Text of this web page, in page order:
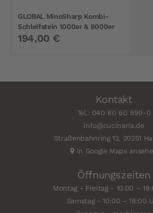
GLOBAL MinoSharp Kombi-
Schleifstein 1000er & 8000er
Körnung
194,00 €
Kontakt
Tel.: 040 80 60 999-0
info@cucinaria.de
Straßenbahnring 12, 20251
In Google Maps
Öffnungszeiten
Montag - Freitag - 10:00 –
Samstag - 10:00 – 18:00